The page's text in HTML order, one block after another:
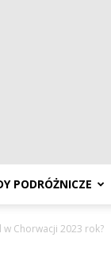
PODRÓŻNICZE
Chorwacji 2023 rok?